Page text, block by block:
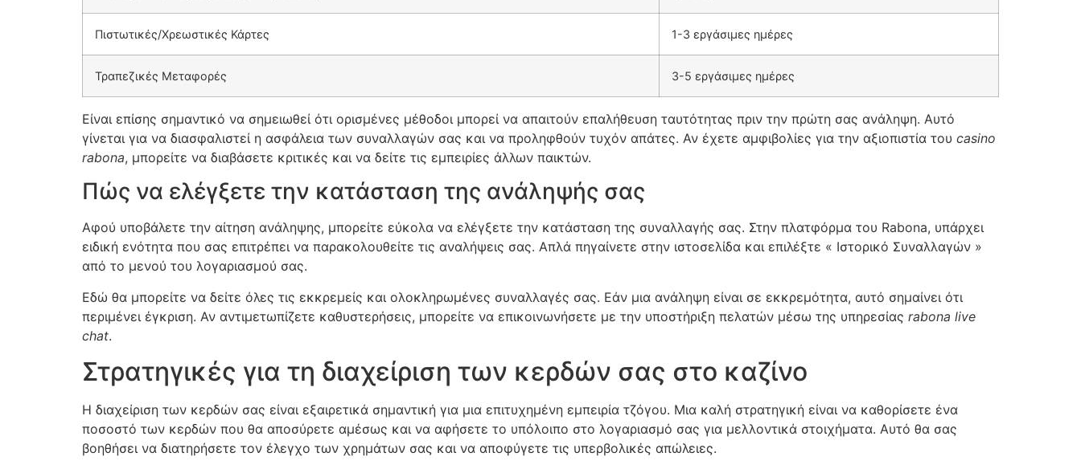
Πιστωτικές/Χρεωστικές Κάρτες 1-3 εργάσιμες ημέρες
Τραπεζικές Μεταφορές 3-5 εργάσιμες ημέρες
Είναι επίσης σημαντικό να σημειωθεί ότι ορισμένες μέθοδοι μπορεί να απαιτούν επαλήθευση ταυτότητας πριν την πρώτη σας ανάληψη. Αυτό
γίνεται για να διασφαλιστεί η ασφάλεια των συναλλαγών σας και να προληφθούν τυχόν απάτες. Αν έχετε αμφιβολίες για την αξιοπιστία του casino
rabona, μπορείτε να διαβάσετε κριτικές και να δείτε τις εμπειρίες άλλων παικτών.
Πώς να ελέγξετε την κατάσταση της ανάληψής σας
Αφού υποβάλετε την αίτηση ανάληψης, μπορείτε εύκολα να ελέγξετε την κατάσταση της συναλλαγής σας. Στην πλατφόρμα του Rabona, υπάρχει
ειδική ενότητα που σας επιτρέπει να παρακολουθείτε τις αναλήψεις σας. Απλά πηγαίνετε στην ιστοσελίδα και επιλέξτε « Ιστορικό Συναλλαγών »
από το μενού του λογαριασμού σας.
Εδώ θα μπορείτε να δείτε όλες τις εκκρεμείς και ολοκληρωμένες συναλλαγές σας. Εάν μια ανάληψη είναι σε εκκρεμότητα, αυτό σημαίνει ότι
περιμένει έγκριση. Αν αντιμετωπίζετε καθυστερήσεις, μπορείτε να επικοινωνήσετε με την υποστήριξη πελατών μέσω της υπηρεσίας rabona live
chat.
Στρατηγικές για τη διαχείριση των κερδών σας στο καζίνο
Η διαχείριση των κερδών σας είναι εξαιρετικά σημαντική για μια επιτυχημένη εμπειρία τζόγου. Μια καλή στρατηγική είναι να καθορίσετε ένα
ποσοστό των κερδών που θα αποσύρετε αμέσως και να αφήσετε το υπόλοιπο στο λογαριασμό σας για μελλοντικά στοιχήματα. Αυτό θα σας
βοηθήσει να διατηρήσετε τον έλεγχο των χρημάτων σας και να αποφύγετε τις υπερβολικές απώλειες.